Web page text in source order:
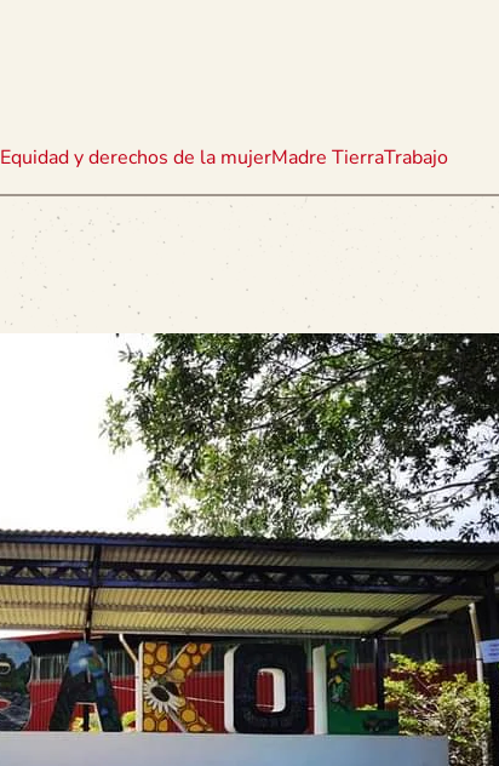
Equidad y derechos de la mujerMadre TierraTrabajo